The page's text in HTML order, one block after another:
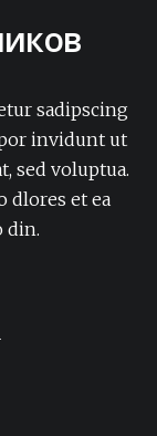
sadipscing
invidunt ut
sed voluptua.
dlores et ea
din.